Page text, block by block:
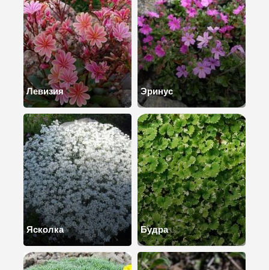
Левизия Эринус
Ясколка Будра